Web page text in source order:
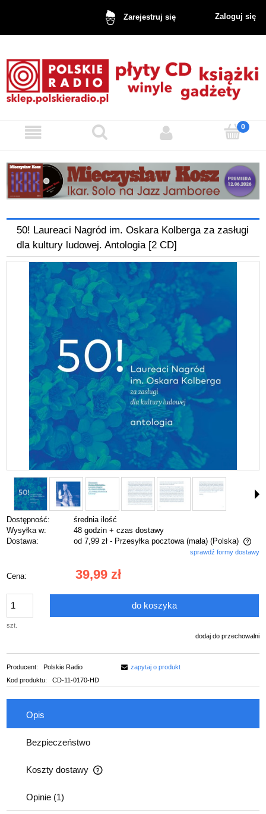
Zarejestruj się Zaloguj się
50! Laureaci Nagród im. Oskara Kolberga za zasługi
dla kultury ludowej. Antologia [2 CD]
Dostępność:
średnia ilość
Wysyłka w:
48 godzin + czas dostawy
Dostawa:
od 7,99 zł - Przesyłka pocztowa (mała) (Polska)
Cena nie zawiera ewentualnych kosztów płatnościsprawdź formy dostawy
Cena: 39,99 zł
szt.
do koszyka
dodaj do przechowalni
Producent:
Polskie Radio
Kod produktu:
CD-11-0170-HD
zapytaj o produkt
Opis
Bezpieczeństwo
Koszty dostawy
Cena nie zawiera ewentualnych kosztów płatności
Opinie (1)